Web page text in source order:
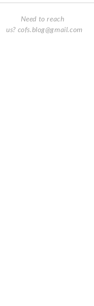
Need to reach
us? cofs.blog@gmail.com